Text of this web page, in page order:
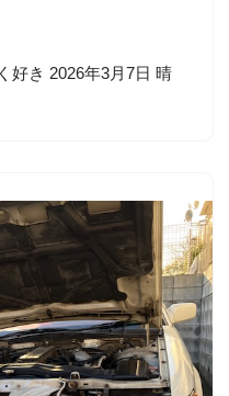
好き 2026年3月7日 晴